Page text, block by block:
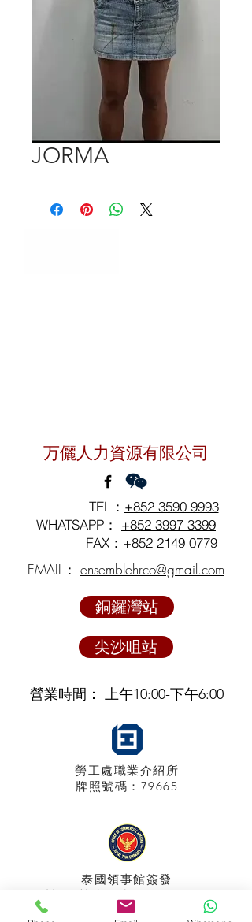
JORMA
万儷人力資源有限公司
TEL： +852 3590 9993
WHATSAPP： +852 3997 3399
FAX：+852 2149 0779
EMAIL： ensemblehrco@gmail.com
銅鑼灣站
尖沙咀站
營業時間： 上午10:00-下午6:00
勞工處職業介紹所
牌照號碼：79665
泰國領事館簽發
特許經營牌照號碼：048/2025